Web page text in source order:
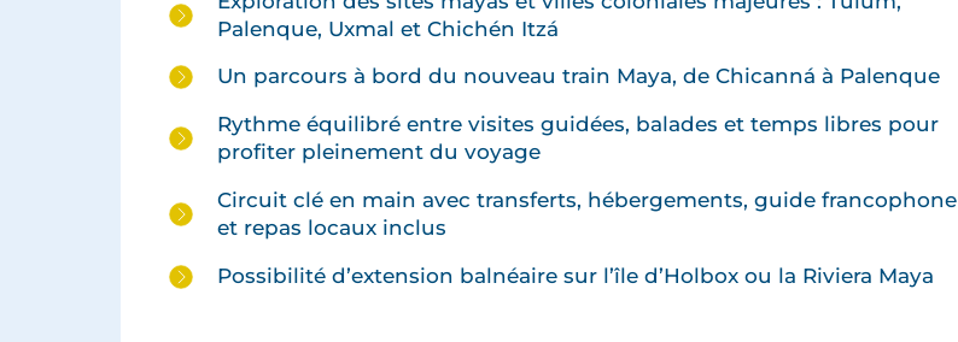
Palenque, Uxmal et Chichén Itzá
Un parcours à bord du nouveau train Maya, de Chicanná à Palenque
Rythme équilibré entre visites guidées, balades et temps libres pour
profiter pleinement du voyage
Circuit clé en main avec transferts, hébergements, guide francophone
et repas locaux inclus
Possibilité d’extension balnéaire sur l’île d’Holbox ou la Riviera Maya